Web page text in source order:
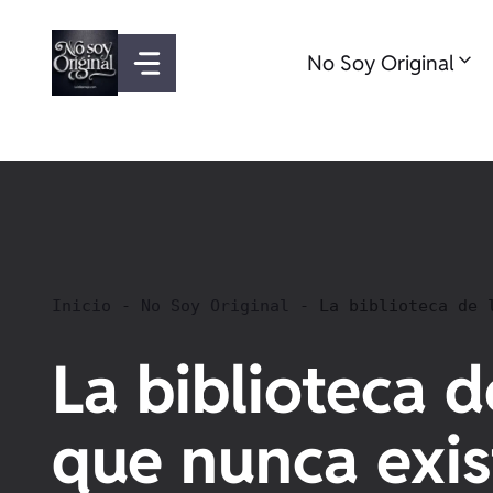
contenido
No Soy Original
Inicio - No Soy Original - La biblioteca de
La biblioteca
que nunca